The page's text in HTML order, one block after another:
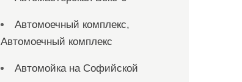
Автомоечный комплекс,
Автомоечный комплекс
Автомойка на Софийской